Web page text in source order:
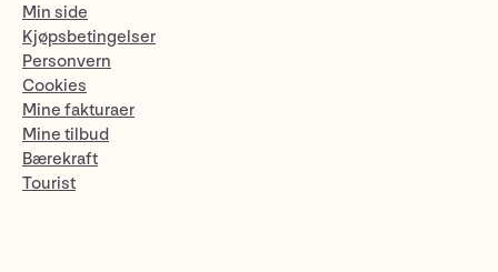
Min side
Kjøpsbetingelser
Personvern
Cookies
Mine fakturaer
Mine tilbud
Bærekraft
Tourist